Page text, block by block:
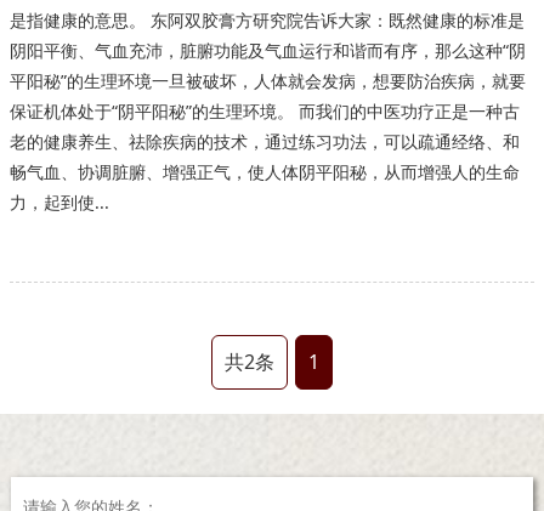
是指健康的意思。 东阿双胶膏方研究院告诉大家：既然健康的标准是
阴阳平衡、气血充沛，脏腑功能及气血运行和谐而有序，那么这种“阴
平阳秘”的生理环境一旦被破坏，人体就会发病，想要防治疾病，就要
保证机体处于“阴平阳秘”的生理环境。 而我们的中医功疗正是一种古
老的健康养生、祛除疾病的技术，通过练习功法，可以疏通经络、和
畅气血、协调脏腑、增强正气，使人体阴平阳秘，从而增强人的生命
力，起到使...
共2条 1